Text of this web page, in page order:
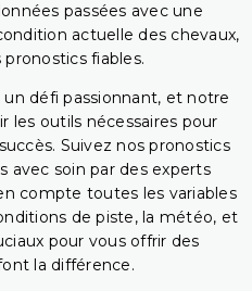
passées avec une
actuelle des chevaux,
fiables.
défi passionnant, et notre
les outils nécessaires pour
Suivez nos pronostics
avec soin par des experts
compte toutes les variables
de piste, la météo, et
pour vous offrir des
la différence.